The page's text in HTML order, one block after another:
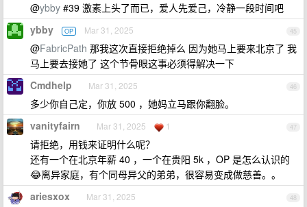
@ybby #39 激素上头了而已，爱人先爱己，冷静一段时间吧
45
ybby OP Mar 31, 2025
@FabricPath 那我这次直接拒绝掉么 因为她马上要来北京了 我
马上要去接她了 这个节骨眼这事必须得解决一下
46
Cmdhelp Mar 31, 2025
多少你自己定，你放 500 ，她妈立马跟你翻脸。
47
vanityfairn Mar 31, 2025 1
请拒绝，用钱来证明什么呢？
还有一个在北京年薪 40 ，一个在贵阳 5k ，OP 是怎么认识的
😂离异家庭，有个同母异父的弟弟，很容易变成做慈善。。
48
ariesxox Mar 31, 2025